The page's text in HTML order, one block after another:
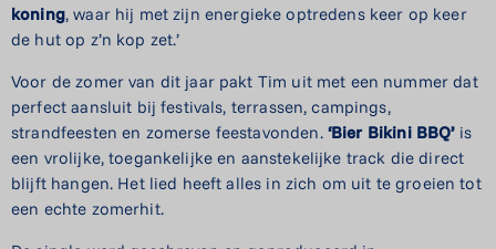
koning, waar hij met zijn energieke optredens keer op keer
de hut op z’n kop zet.’
Voor de zomer van dit jaar pakt Tim uit met een nummer dat
perfect aansluit bij festivals, terrassen, campings,
strandfeesten en zomerse feestavonden. ‘Bier Bikini BBQ’ is
een vrolijke, toegankelijke en aanstekelijke track die direct
blijft hangen. Het lied heeft alles in zich om uit te groeien tot
een echte zomerhit.